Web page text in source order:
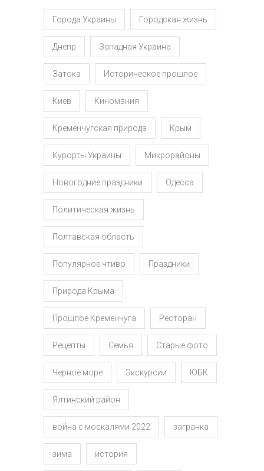
Города Украины Городская жизнь
Днепр Западная Украина
Затока Историческое прошлое
Киев Киномания
Кременчугская природа Крым
Курорты Украины Микрорайоны
Новогодние праздники Одесса
Политическая жизнь
Полтавская область
Популярное чтиво Праздники
Природа Крыма
Прошлое Кременчуга Ресторан
Рецепты Семья Старые фото
Черное море Экскурсии ЮБК
Ялтинский район
война с москалями 2022 загранка
зима история